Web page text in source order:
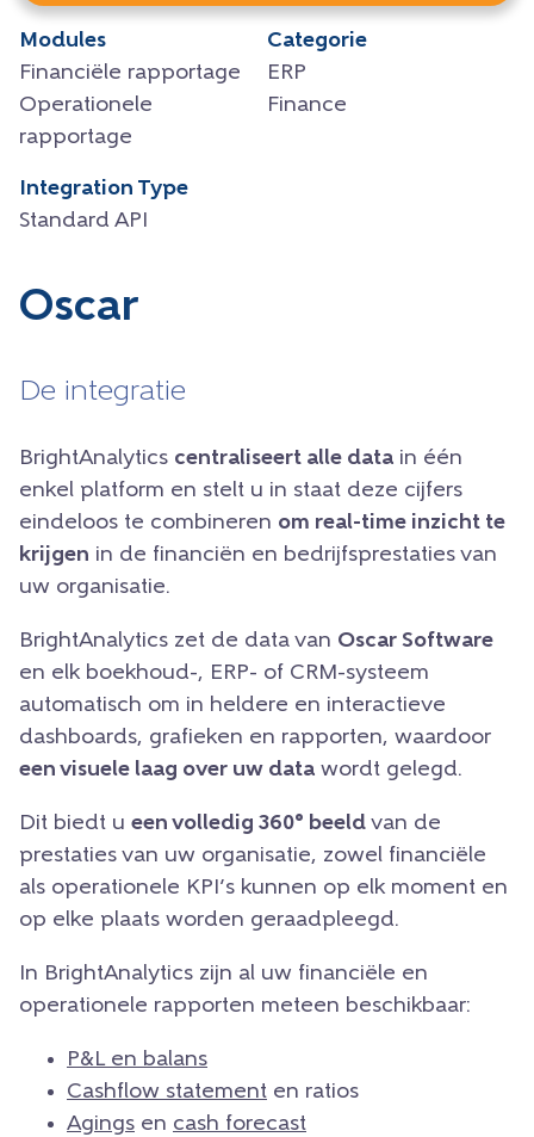
Modules
Financiële rapportage
Operationele
rapportage
Categorie
ERP
Finance
Integration Type
Standard API
Oscar
De integratie
BrightAnalytics centraliseert alle data in één
enkel platform en stelt u in staat deze cijfers
eindeloos te combineren om real-time inzicht te
krijgen in de financiën en bedrijfsprestaties van
uw organisatie.
BrightAnalytics zet de data van Oscar Software
en elk boekhoud-, ERP- of CRM-systeem
automatisch om in heldere en interactieve
dashboards, grafieken en rapporten, waardoor
een visuele laag over uw data wordt gelegd.
Dit biedt u een volledig 360° beeld van de
prestaties van uw organisatie, zowel financiële
als operationele KPI’s kunnen op elk moment en
op elke plaats worden geraadpleegd.
In BrightAnalytics zijn al uw financiële en
operationele rapporten meteen beschikbaar:
P&L en balans
Cashflow statement en ratios
Agings en cash forecast